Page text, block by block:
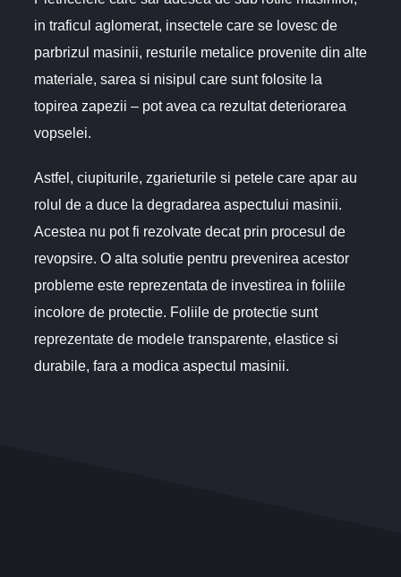
in traficul aglomerat, insectele care se lovesc de
parbrizul masinii, resturile metalice provenite din alte
materiale, sarea si nisipul care sunt folosite la
topirea zapezii – pot avea ca rezultat deteriorarea
vopselei.
Astfel, ciupiturile, zgarieturile si petele care apar au
rolul de a duce la degradarea aspectului masinii.
Acestea nu pot fi rezolvate decat prin procesul de
revopsire. O alta solutie pentru prevenirea acestor
probleme este reprezentata de investirea in foliile
incolore de protectie. Foliile de protectie sunt
reprezentate de modele transparente, elastice si
durabile, fara a modica aspectul masinii.